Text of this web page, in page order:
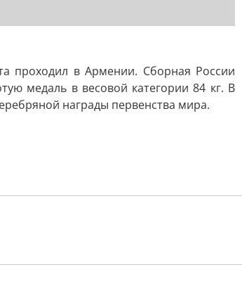
проходил в Армении. Сборная России
медаль в весовой категории 84 кг. В
награды первенства мира.